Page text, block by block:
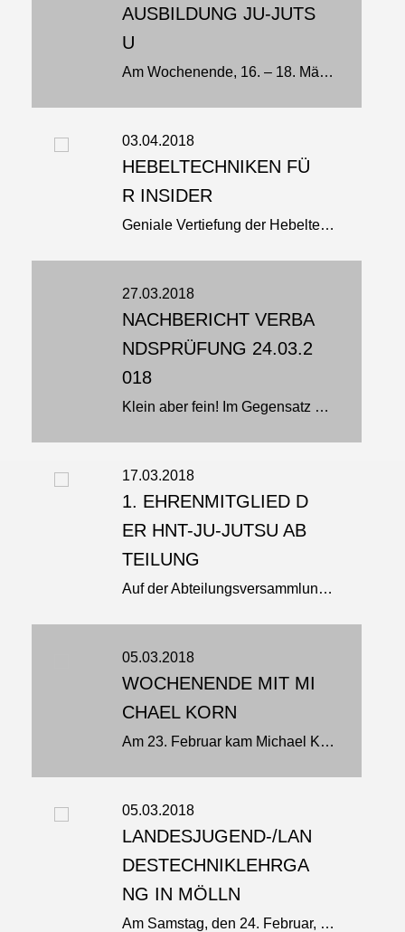
AUSBILDUNG JU-JUTS
U
Am Wochenende, 16. – 18. März, nahmen Lara und Anja, der Möllner Breitensportabteilung an einer weiteren Einheit der Jugendleiterausbildung in der Sportschule von Bad Blankenburg teil…
03.04.2018
HEBELTECHNIKEN FÜ
R INSIDER
Geniale Vertiefung der Hebeltechnik-Inhalte der Trainer-B JJ Gesundheitsförderung und Prävention von Philipp Wolf…
27.03.2018
NACHBERICHT VERBA
NDSPRÜFUNG 24.03.2
018
Klein aber fein! Im Gegensatz zur letzten Verbandsprüfung mit 3 vollen Prüfungskommissionen war diese Verbandsprüfung mit ihren 5 Teilnehmern sehr überschaubar…
17.03.2018
1. EHRENMITGLIED D
ER HNT-JU-JUTSU AB
TEILUNG
Auf der Abteilungsversammlung der Ju-Jutsu Abteilung am 14.3.2018 wurde ein verdienter Sportler mit der erstmalig ausgesprochenen Ehrenmitgliedschaft in der Ju-Jutsu Abteilung geehrt…
05.03.2018
WOCHENENDE MIT MI
CHAEL KORN
Am 23. Februar kam Michael Korn zusammen mit Marcel Höninger zur Jugendtrainerfortbildung nach Hamburg…
05.03.2018
LANDESJUGEND-/LAN
DESTECHNIKLEHRGA
NG IN MÖLLN
Am Samstag, den 24. Februar, fand in Mölln ein Landesjugend- und Landestechniklehrgang statt. Referent für den Jugendlehrgang war Torsten Krause, 3. Dan Ju-Jutsu, 1. Dan Jiu-Jitsu…